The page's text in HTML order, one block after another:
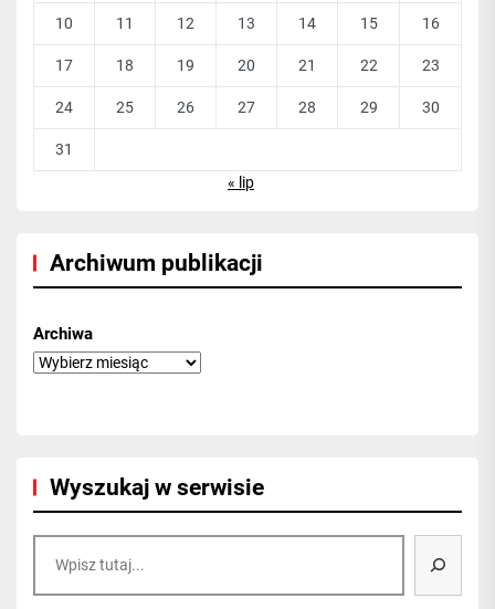
10 11 12 13 14 15 16
17 18 19 20 21 22 23
24 25 26 27 28 29 30
31
« lip
Archiwum publikacji
Archiwa
Wyszukaj w serwisie